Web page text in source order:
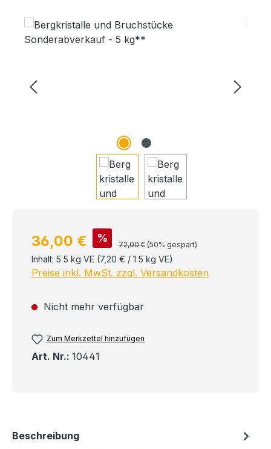
Bildergalerie überspringen
Verkaufspreis:
36,00 € % Regulärer Preis:
72,00 € (50% gespart)
Inhalt: 5 5 kg VE (7,20 € / 1 5 kg VE)
Preise inkl. MwSt. zzgl. Versandkosten
Nicht mehr verfügbar
Zum Merkzettel hinzufügen
Art. Nr.: 10441
Beschreibung